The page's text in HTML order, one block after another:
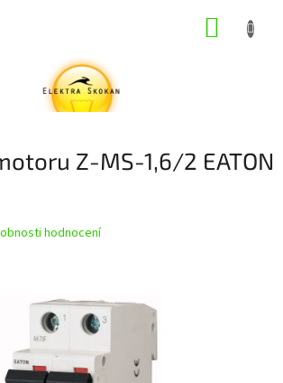
Z-MS-1,6/2 EATON
hodnocení